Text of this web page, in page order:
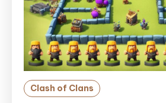
Clash of Clans